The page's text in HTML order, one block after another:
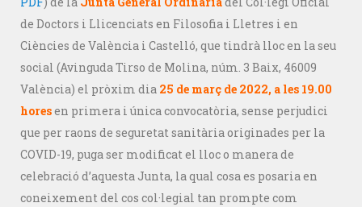
de Doctors i Llicenciats en Filosofia i Lletres i en
Ciències de València i Castelló, que tindrà lloc en la seu
social (Avinguda Tirso de Molina, núm. 3 Baix, 46009
València) el pròxim dia 25 de març de 2022, a les 19.00
horesen primera i única convocatòria, sense perjudici
que per raons de seguretat sanitària originades per la
COVID-19, puga ser modificat el lloc o manera de
celebració d’aquesta Junta, la qual cosa es posaria en
coneixement del cos col·legial tan prompte com